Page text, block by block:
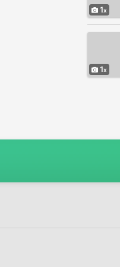
1
1